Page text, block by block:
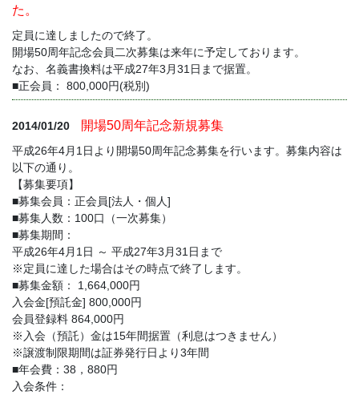
た。
定員に達しましたので終了。
開場50周年記念会員二次募集は来年に予定しております。
なお、名義書換料は平成27年3月31日まで据置。
■正会員： 800,000円(税別)
2014/01/20 開場50周年記念新規募集
平成26年4月1日より開場50周年記念募集を行います。募集内容は
以下の通り。
【募集要項】
■募集会員：正会員[法人・個人]
■募集人数：100口（一次募集）
■募集期間：
平成26年4月1日 ～ 平成27年3月31日まで
※定員に達した場合はその時点で終了します。
■募集金額： 1,664,000円
入会金[預託金] 800,000円
会員登録料 864,000円
※入会（預託）金は15年間据置（利息はつきません）
※譲渡制限期間は証券発行日より3年間
■年会費：38，880円
入会条件：